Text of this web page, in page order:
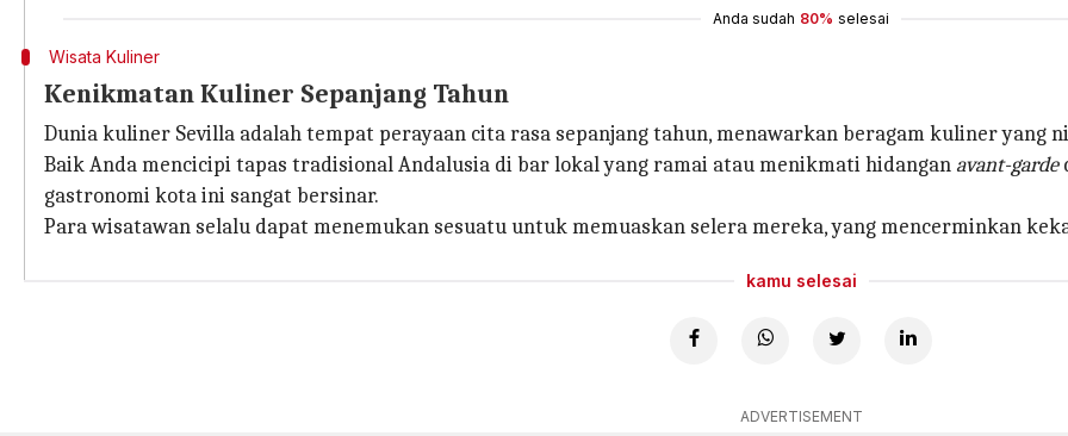
Anda sudah 80% selesai
Wisata Kuliner
Kenikmatan Kuliner Sepanjang Tahun
Dunia kuliner Sevilla adalah tempat perayaan cita rasa sepanjang tahun, menawarkan beragam kuliner yang
Baik Anda mencicipi tapas tradisional Andalusia di bar lokal yang ramai atau menikmati hidangan avant-garde
gastronomi kota ini sangat bersinar.
Para wisatawan selalu dapat menemukan sesuatu untuk memuaskan selera mereka, yang mencerminkan
kamu selesai
ADVERTISEMENT